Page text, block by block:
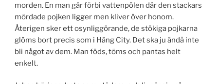
morden. En man går förbi vattenpölen där den stackars
mördade pojken ligger men kliver över honom.
Återigen sker ett osynliggörande, de stökiga pojkarna
glöms bort precis som i Häng City. Det ska ju ändå inte
bli något av dem. Man föds, töms och pantas helt
enkelt.